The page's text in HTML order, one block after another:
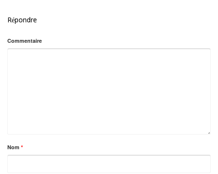
Répondre
Commentaire
Nom *